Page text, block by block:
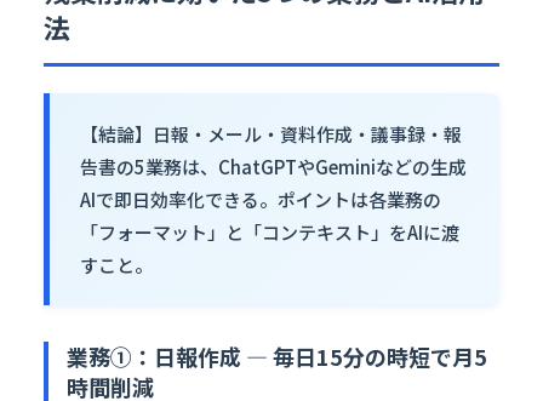
法
【結論】日報・メール・資料作成・議事録・報
告書の5業務は、ChatGPTやGeminiなどの生成
AIで即日効率化できる。ポイントは各業務の
「フォーマット」と「コンテキスト」をAIに渡
すこと。
業務①：日報作成 — 毎日15分の時短で月5
時間削減